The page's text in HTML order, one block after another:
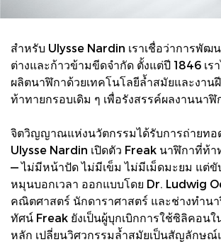
สำหรับ Ulysse Nardin เราเชื่อว่าการพัฒ
ต่างและก้าวข้ามขีดจำกัด ตั้งแต่ปี 1846 เร
ผลิตนาฬิกาด้วยเทคโนโลยีล้ำสมัยและงาน
ท้าทายกรอบเดิม ๆ เพื่อรังสรรค์ผลงานนา
จิตวิญญาณแห่งนวัตกรรมได้รับการถ่ายทอ
Ulysse Nardin เปิดตัว Freak นาฬิกาที่ท้
— ไม่มีหน้าปัด ไม่มีเข็ม ไม่มีเม็ดมะยม แต่ขั
หมุนบอกเวลา ออกแบบโดย Dr. Ludwig
คณิตศาสตร์ นักดาราศาสตร์ และช่างทำนา
ทัศน์ Freak ยังเป็นผู้บุกเบิกการใช้ซิลิคอนใ
หลัก เปลี่ยนวิศวกรรมล้ำสมัยเป็นสัญลักษณ์